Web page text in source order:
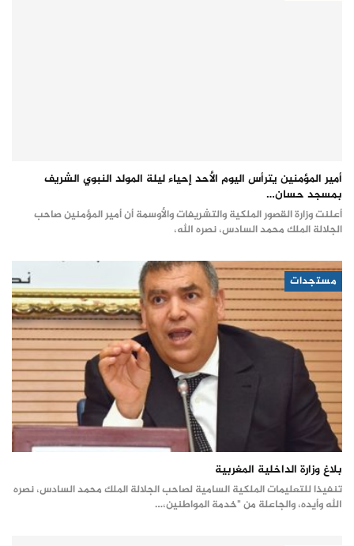
أمير المؤمنين يترأس اليوم الأحد إحياء ليلة المولد النبوي الشريف
بمسجد حسان…
أعلنت وزارة القصور الملكية والتشريفات والأوسمة أن أمير المؤمنين صاحب
الجلالة الملك محمد السادس، نصره الله،
مستجدات
بلاغ وزارة الداخلية المغربية
تنفيذا للتعليمات الملكية السامية لصاحب الجلالة الملك محمد السادس، نصره
الله وأيده، والجاعلة من "خدمة المواطنين،…